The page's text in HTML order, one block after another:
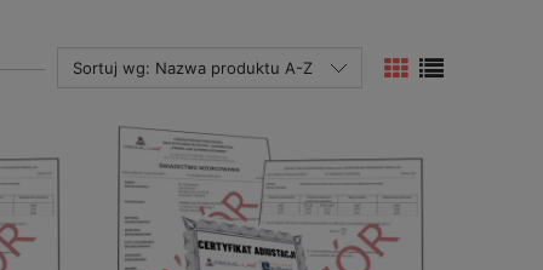
Sortuj wg: Nazwa produktu A-Z